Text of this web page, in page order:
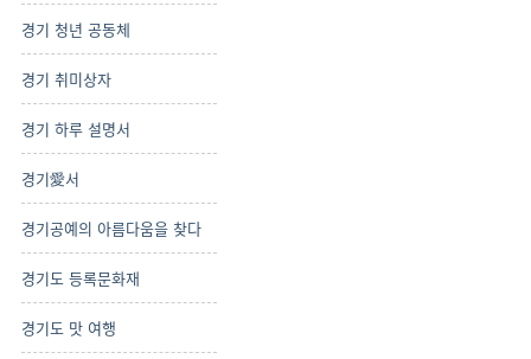
경기 청년 공동체
경기 취미상자
경기 하루 설명서
경기愛서
경기공예의 아름다움을 찾다
경기도 등록문화재
경기도 맛 여행